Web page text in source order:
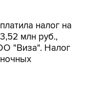
налог на
млн руб.,
"Виза". Налог